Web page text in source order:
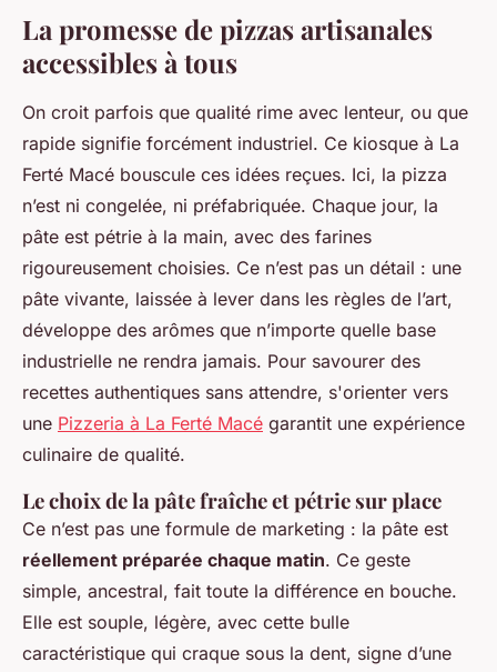
La promesse de pizzas artisanales
accessibles à tous
On croit parfois que qualité rime avec lenteur, ou que
rapide signifie forcément industriel. Ce kiosque à La
Ferté Macé bouscule ces idées reçues. Ici, la pizza
n’est ni congelée, ni préfabriquée. Chaque jour, la
pâte est pétrie à la main, avec des farines
rigoureusement choisies. Ce n’est pas un détail : une
pâte vivante, laissée à lever dans les règles de l’art,
développe des arômes que n’importe quelle base
industrielle ne rendra jamais. Pour savourer des
recettes authentiques sans attendre, s'orienter vers
une Pizzeria à La Ferté Macé garantit une expérience
culinaire de qualité.
Le choix de la pâte fraîche et pétrie sur place
Ce n’est pas une formule de marketing : la pâte est
réellement préparée chaque matin. Ce geste
simple, ancestral, fait toute la différence en bouche.
Elle est souple, légère, avec cette bulle
caractéristique qui craque sous la dent, signe d’une